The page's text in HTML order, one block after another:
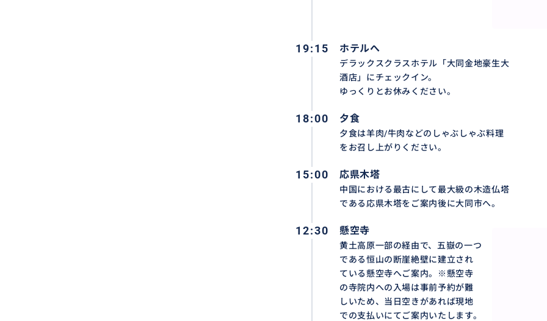
立地がよく客室もゆったりとしている、大同のデラックス
19:15 ホテルへ
デラックスクラスホテル「大同金地豪生大
酒店」にチェックイン。
ゆっくりとお休みください。
18:00 夕食
夕食は羊肉/牛肉などのしゃぶしゃぶ料理
をお召し上がりください。
15:00 応県木塔
中国における最古にして最大級の木造仏塔
である応県木塔をご案内後に大同市へ。
12:30 懸空寺
黄土高原一部の経由で、五嶽の一つ
である恒山の断崖絶壁に建立され
ている懸空寺へご案内。※懸空寺
の寺院内への入場は事前予約が難
しいため、当日空きがあれば現地
での支払いにてご案内いたします。